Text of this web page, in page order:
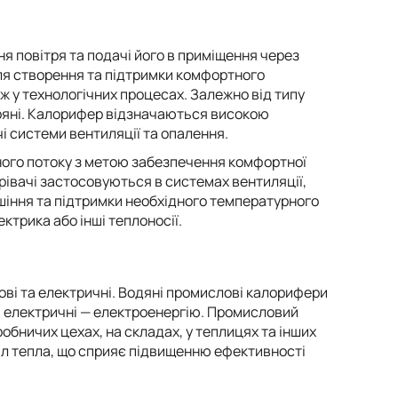
повітря та подачі його в приміщення через
створення та підтримки комфортного
у технологічних процесах. Залежно від типу
Калорифер відзначаються високою
системи вентиляції та опалення.
потоку з метою забезпечення комфортної
застосовуються в системах вентиляції,
та підтримки необхідного температурного
або інші теплоносії.
та електричні. Водяні промислові калорифери
— електроенергію. Промисловий
цехах, на складах, у теплицях та інших
тепла, що сприяє підвищенню ефективності